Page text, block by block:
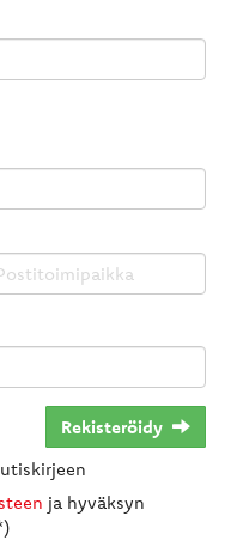
Rekisteröidy
ja hyväksyn